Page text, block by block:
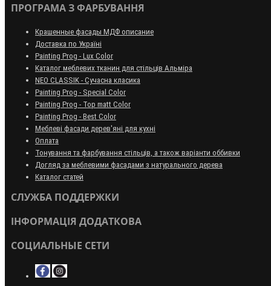
ПРОГРАМА З ФАРБУВАННЯ
Крашенные фасады МДФ описание
Доставка по Україні
Painting Prog - Lux Color
Каталог меблевих тканин для стільців Альміра
NEO CLASSIK - Сучасна класика
Painting Prog - Special Color
Painting Prog - Top matt Color
Painting Prog - Best Color
Меблеві фасади дерев'яні для кухні
Оплата
Тонування та фарбування стільців, а також варіанти оббивки
Догляд за меблевими фасадами з натурального дерева
Каталог статей
СЛУЖБА ПОДДЕРЖКИ
ІНФОРМАЦІЯ ДОДАТКОВА
СОЦИАЛЬНЫЕ СЕТИ